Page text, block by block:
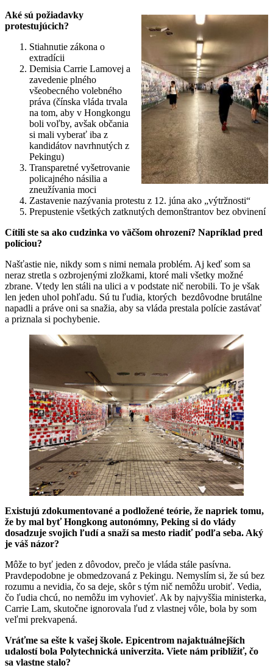
Aké sú požiadavky
protestujúcich?
Stiahnutie zákona o
extradícii
Demisia Carrie Lamovej a
zavedenie plného
všeobecného volebného
práva (čínska vláda trvala
na tom, aby v Hongkongu
boli voľby, avšak občania
si mali vyberať iba z
kandidátov navrhnutých z
Pekingu)
Transparetné vyšetrovanie
policajného násilia a
zneužívania moci
Zastavenie nazývania protestu z 12. júna ako „výtržnosti“
Prepustenie všetkých zatknutých demonštrantov bez obvinení
Cítili ste sa ako cudzinka vo väčšom ohrození? Napríklad pred
políciou?
Našťastie nie, nikdy som s nimi nemala problém. Aj keď som sa
neraz stretla s ozbrojenými zložkami, ktoré mali všetky možné
zbrane. Vtedy len stáli na ulici a v podstate nič nerobili. To je však
len jeden uhol pohľadu. Sú tu ľudia, ktorých bezdôvodne brutálne
napadli a práve oni sa snažia, aby sa vláda prestala polície zastávať
a priznala si pochybenie.
Existujú zdokumentované a podložené teórie, že napriek tomu,
že by mal byť Hongkong autonómny, Peking si do vlády
dosadzuje svojich ľudí a snaží sa mesto riadiť podľa seba. Aký
je váš názor?
Môže to byť jeden z dôvodov, prečo je vláda stále pasívna.
Pravdepodobne je obmedzovaná z Pekingu. Nemyslím si, že sú bez
rozumu a nevidia, čo sa deje, skôr s tým nič nemôžu urobiť. Vedia,
čo ľudia chcú, no nemôžu im vyhovieť. Ak by najvyššia ministerka,
Carrie Lam, skutočne ignorovala ľud z vlastnej vôle, bola by som
veľmi prekvapená.
Vráťme sa ešte k vašej škole. Epicentrom najaktuálnejších
udalostí bola Polytechnická univerzita. Viete nám priblížiť, čo
sa vlastne stalo?